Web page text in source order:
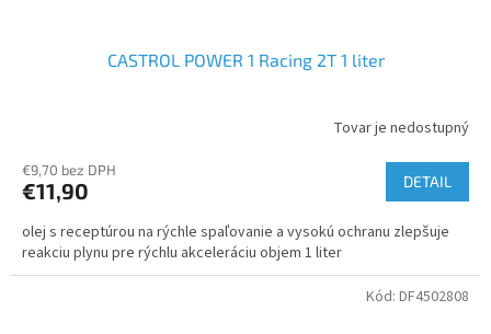
CASTROL POWER 1 Racing 2T 1 liter
Tovar je nedostupný
€9,70 bez DPH
€11,90 DETAIL
olej s receptúrou na rýchle spaľovanie a vysokú ochranu zlepšuje
reakciu plynu pre rýchlu akceleráciu objem 1 liter
Kód: DF4502808